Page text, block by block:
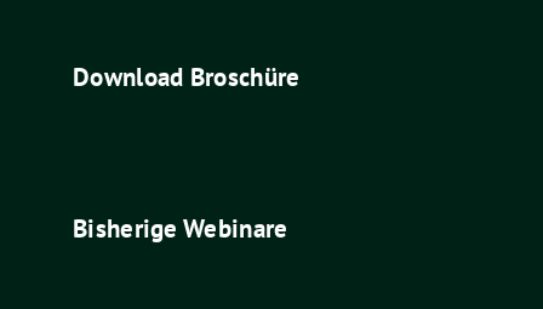
Download Broschüre
Bisherige Webinare